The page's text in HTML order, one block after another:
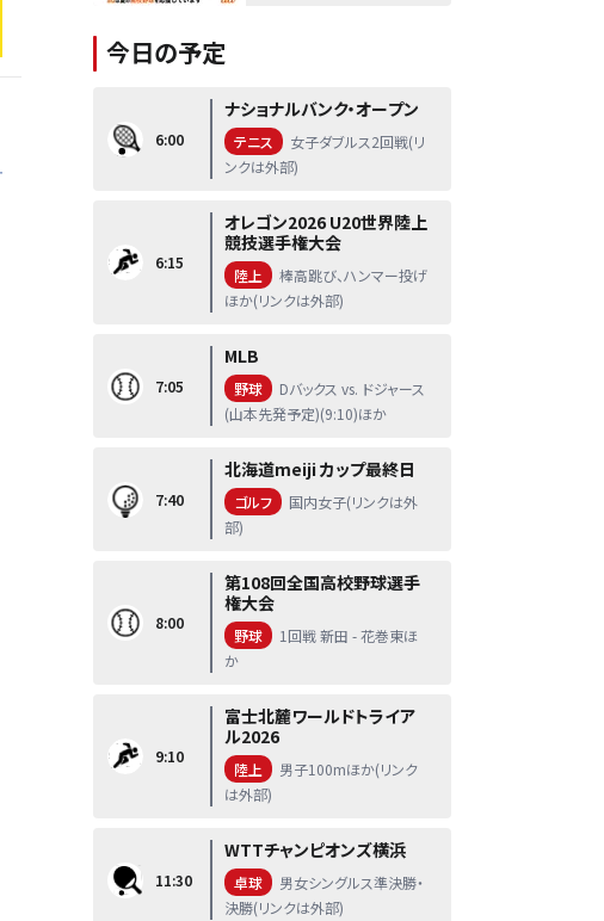
今日の予定
6:00
ナショナルバンク・オープン
テニス
女子ダブルス2回戦(リ
ンクは外部)
6:15
オレゴン2026 U20世界陸上
競技選手権大会
陸上
棒高跳び、ハンマー投げ
ほか(リンクは外部)
7:05
MLB
野球
Dバックス vs. ドジャース
(山本先発予定)(9:10)ほか
7:40
北海道meiji カップ最終日
ゴルフ
国内女子(リンクは外
部)
8:00
第108回全国高校野球選手
権大会
野球
1回戦 新田 - 花巻東ほ
か
9:10
富士北麓ワールドトライア
ル2026
陸上
男子100mほか(リンク
は外部)
11:30
WTTチャンピオンズ横浜
卓球
男女シングルス準決勝・
決勝(リンクは外部)